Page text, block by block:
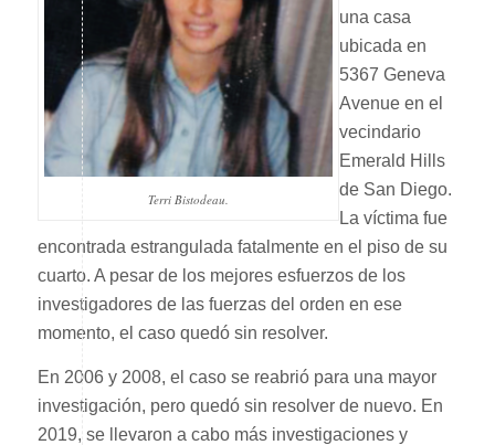
Terri Bistodeau.
una casa
ubicada en
5367 Geneva
Avenue en el
vecindario
Emerald Hills
de San Diego.
La víctima fue
encontrada estrangulada fatalmente en el piso de su
cuarto. A pesar de los mejores esfuerzos de los
investigadores de las fuerzas del orden en ese
momento, el caso quedó sin resolver.
En 2006 y 2008, el caso se reabrió para una mayor
investigación, pero quedó sin resolver de nuevo. En
2019, se llevaron a cabo más investigaciones y